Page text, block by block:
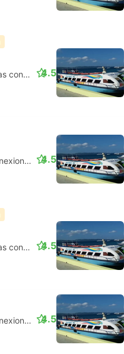
2h 30m Autobús+Ferry. Todas las conexiones garantizadas
4.5
3h Autobús+Ferry. Todas las conexiones garantizadas
4.5
2h 30m Autobús+Ferry. Todas las conexiones garantizadas
4.5
3h Autobús+Ferry. Todas las conexiones garantizadas
4.5